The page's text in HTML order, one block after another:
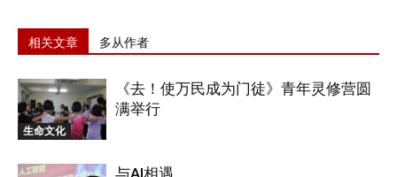
相关文章 多从作者
生命文化
《去！使万民成为门徒》青年灵修营圆
满举行
与AI相遇